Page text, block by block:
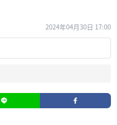
2024年04月30日 17:00